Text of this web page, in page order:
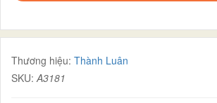
Thương hiệu: Thành Luân
SKU:A3181